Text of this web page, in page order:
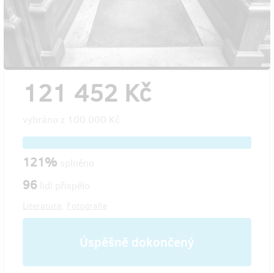
121 452 Kč
121%
96
Úspěšně dokončený